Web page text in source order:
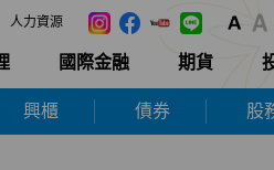
人力資源
國際金融 期貨
興櫃 債券 股